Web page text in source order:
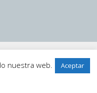
nuestra web.
Aceptar